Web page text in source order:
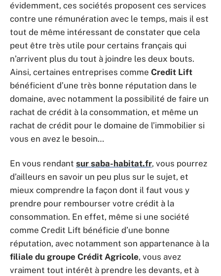
évidemment, ces sociétés proposent ces services
contre une rémunération avec le temps, mais il est
tout de même intéressant de constater que cela
peut être très utile pour certains français qui
n’arrivent plus du tout à joindre les deux bouts.
Ainsi, certaines entreprises comme Credit Lift
bénéficient d’une très bonne réputation dans le
domaine, avec notamment la possibilité de faire un
rachat de crédit à la consommation, et même un
rachat de crédit pour le domaine de l’immobilier si
vous en avez le besoin…
En vous rendant sur saba-habitat.fr, vous pourrez
d’ailleurs en savoir un peu plus sur le sujet, et
mieux comprendre la façon dont il faut vous y
prendre pour rembourser votre crédit à la
consommation. En effet, même si une société
comme Credit Lift bénéficie d’une bonne
réputation, avec notamment son appartenance à la
filiale du groupe Crédit Agricole, vous avez
vraiment tout intérêt à prendre les devants, et à